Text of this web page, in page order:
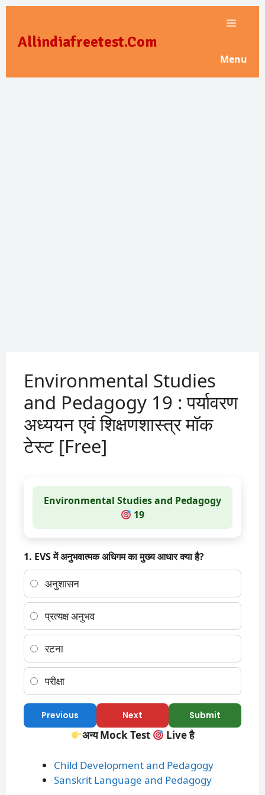
content
Allindiafreetest.Com
Menu
Environmental Studies
and Pedagogy 19 : पर्यावरण
अध्ययन एवं शिक्षणशास्त्र मॉक
टेस्ट [Free]
Environmental Studies and Pedagogy
19
1. EVS में अनुभवात्मक अधिगम का मुख्य आधार क्या है?
अनुशासन
प्रत्यक्ष अनुभव
रटना
परीक्षा
Previous Next Submit
अन्य Mock Test Live है
Child Development and Pedagogy
Sanskrit Language and Pedagogy